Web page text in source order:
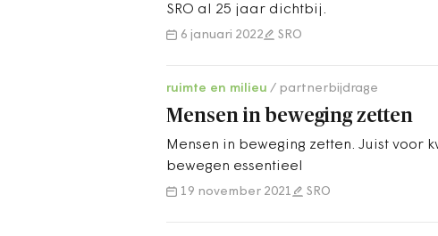
SRO al 25 jaar dichtbij.
6 januari 2022 SRO
ruimte en milieu partnerbijdrage
Mensen in beweging zetten
Mensen in beweging zetten. Juist voor
bewegen essentieel
19 november 2021 SRO